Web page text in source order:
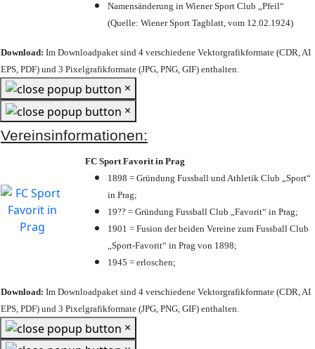
Namensänderung in Wiener Sport Club „Pfeil“
(Quelle: Wiener Sport Tagblatt, vom 12.02.1924)
Download: Im Downloadpaket sind 4 verschiedene Vektorgrafikformate (CDR, AI
EPS, PDF) und 3 Pixelgrafikformate (JPG, PNG, GIF) enthalten.
×
×
Vereinsinformationen:
FC Sport Favorit in Prag
1898 = Gründung Fussball und Athletik Club „Sport“
in Prag;
19?? = Gründung Fussball Club „Favorit“ in Prag;
1901 = Fusion der beiden Vereine zum Fussball Club
„Sport-Favorit“ in Prag von 1898;
1945 = erloschen;
Download: Im Downloadpaket sind 4 verschiedene Vektorgrafikformate (CDR, AI
EPS, PDF) und 3 Pixelgrafikformate (JPG, PNG, GIF) enthalten.
×